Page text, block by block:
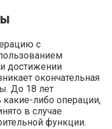
с
достижении
окончательная
До 18 лет
какие-либо операции,
в случае
функции.